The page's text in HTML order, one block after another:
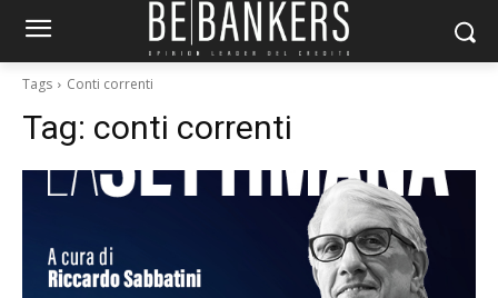
Tags Conti correnti
Tag: conti correnti